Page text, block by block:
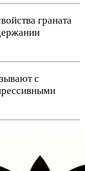
граната
с